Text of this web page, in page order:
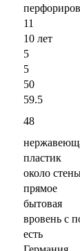
11
10 лет
5
5
50
59.5
48
пластик
около
прямое
бытовая
вровень с
есть